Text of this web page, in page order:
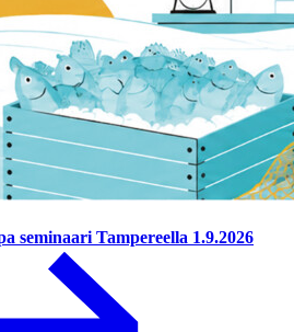
seminaari Tampereella 1.9.2026